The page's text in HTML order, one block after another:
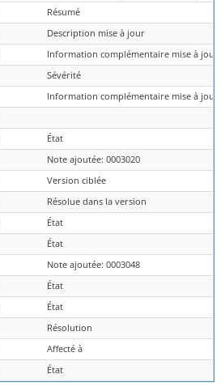
Résumé
Description mise à jour
Information complémentaire mise à jour
Sévérité
Information complémentaire mise à jour
État
Note ajoutée: 0003020
Version ciblée
Résolue dans la version
État
État
Note ajoutée: 0003048
État
État
Résolution
Affecté à
État